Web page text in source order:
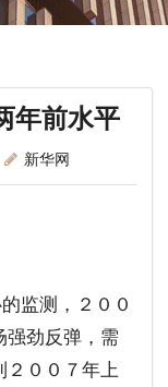
年前水平
新华网
监测，２００
强劲反弹，需
００７年上